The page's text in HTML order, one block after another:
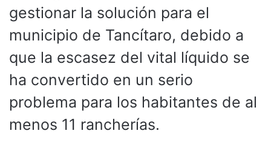
gestionar la solución para el
municipio de Tancítaro, debido a
que la escasez del vital líquido se
ha convertido en un serio
problema para los habitantes de al
menos 11 rancherías.